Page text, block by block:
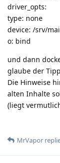
driver_opts:
type: none
device: /srv/
o: bind
und dann
glaube der
Die Hinweise
alten Inhalte
(liegt
MrVapor